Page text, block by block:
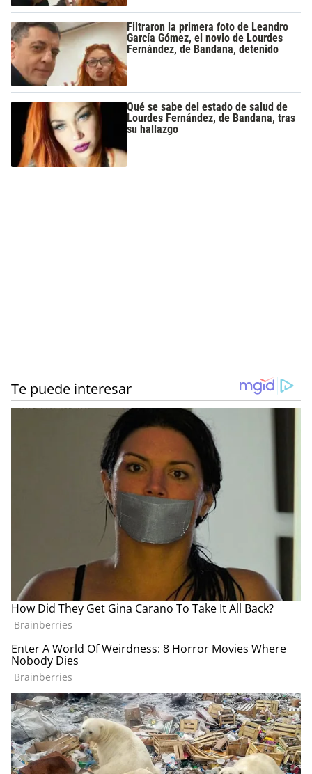
Filtraron la primera foto de Leandro
García Gómez, el novio de Lourdes
Fernández, de Bandana, detenido
Qué se sabe del estado de salud de
Lourdes Fernández, de Bandana, tras
su hallazgo